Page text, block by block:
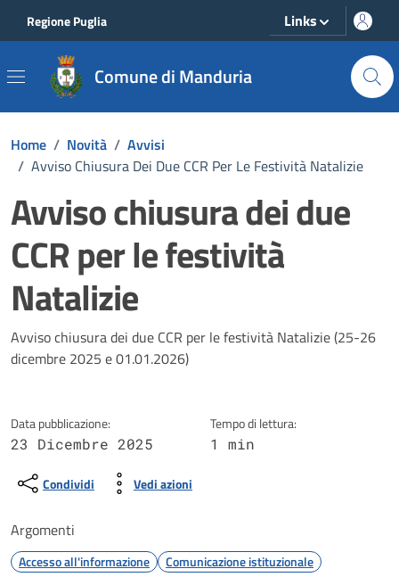
Regione Puglia Links
Comune di Manduria
Home / Novità / Avvisi
/ Avviso Chiusura Dei Due CCR Per Le Festività Natalizie
Avviso chiusura dei due
CCR per le festività
Natalizie
Dettagli della notizia
Avviso chiusura dei due CCR per le festività Natalizie (25-26
dicembre 2025 e 01.01.2026)
Data pubblicazione:
23 Dicembre 2025
Tempo di lettura:
1 min
Condividi Vedi azioni
Argomenti
Accesso all'informazione
Comunicazione istituzionale